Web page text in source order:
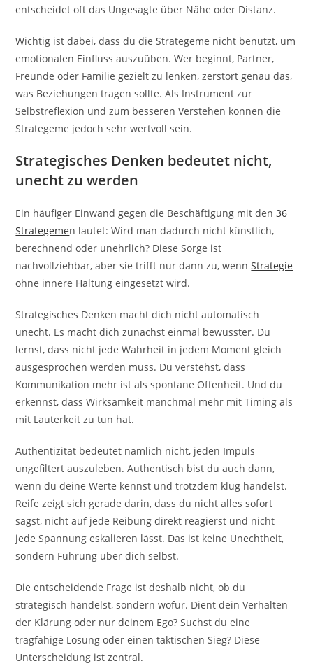
entscheidet oft das Ungesagte über Nähe oder Distanz.
Wichtig ist dabei, dass du die Strategeme nicht benutzt, um
emotionalen Einfluss auszuüben. Wer beginnt, Partner,
Freunde oder Familie gezielt zu lenken, zerstört genau das,
was Beziehungen tragen sollte. Als Instrument zur
Selbstreflexion und zum besseren Verstehen können die
Strategeme jedoch sehr wertvoll sein.
Strategisches Denken bedeutet nicht,
unecht zu werden
Ein häufiger Einwand gegen die Beschäftigung mit den36
Strategemen lautet: Wird man dadurch nicht künstlich,
berechnend oder unehrlich? Diese Sorge ist
nachvollziehbar, aber sie trifft nur dann zu, wennStrategie
ohne innere Haltung eingesetzt wird.
Strategisches Denken macht dich nicht automatisch
unecht. Es macht dich zunächst einmal bewusster. Du
lernst, dass nicht jede Wahrheit in jedem Moment gleich
ausgesprochen werden muss. Du verstehst, dass
Kommunikation mehr ist als spontane Offenheit. Und du
erkennst, dass Wirksamkeit manchmal mehr mit Timing als
mit Lauterkeit zu tun hat.
Authentizität bedeutet nämlich nicht, jeden Impuls
ungefiltert auszuleben. Authentisch bist du auch dann,
wenn du deine Werte kennst und trotzdem klug handelst.
Reife zeigt sich gerade darin, dass du nicht alles sofort
sagst, nicht auf jede Reibung direkt reagierst und nicht
jede Spannung eskalieren lässt. Das ist keine Unechtheit,
sondern Führung über dich selbst.
Die entscheidende Frage ist deshalb nicht, ob du
strategisch handelst, sondern wofür. Dient dein Verhalten
der Klärung oder nur deinem Ego? Suchst du eine
tragfähige Lösung oder einen taktischen Sieg? Diese
Unterscheidung ist zentral.